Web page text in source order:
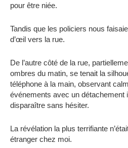
pour être niée.
Tandis que les policiers nous
d’œil vers la rue.
De l’autre côté de la rue,
ombres du matin, se tenait la
téléphone à la main, observant
événements avec un détachement
disparaître sans hésiter.
La révélation la plus terrifiante
étranger chez moi.